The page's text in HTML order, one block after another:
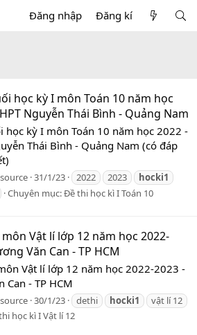
Đăng nhập Đăng kí
học kỳ I môn Toán 10 năm học
Nguyễn Thái Bình - Quảng Nam
học kỳ I môn Toán 10 năm học 2022 -
Thái Bình - Quảng Nam (có đáp
31/1/23 2022 2023
hocki1
Chuyên mục:Đề thi học kì I Toán 10
Vật lí lớp 12 năm học 2022-
Văn Can - TP HCM
Vật lí lớp 12 năm học 2022-2023 -
Can - TP HCM
30/1/23 dethi hocki1
vật lí 12
học kì I Vật lí 12